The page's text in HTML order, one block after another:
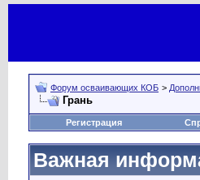
Форум осваивающих КОБ >
Грань
Регистрация
Важная